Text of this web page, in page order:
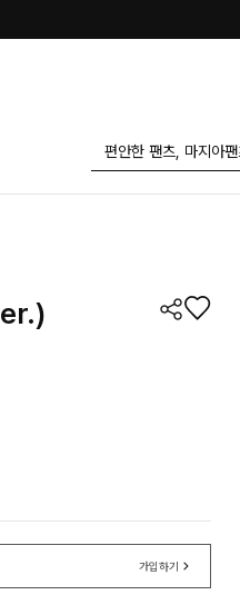
가입하기